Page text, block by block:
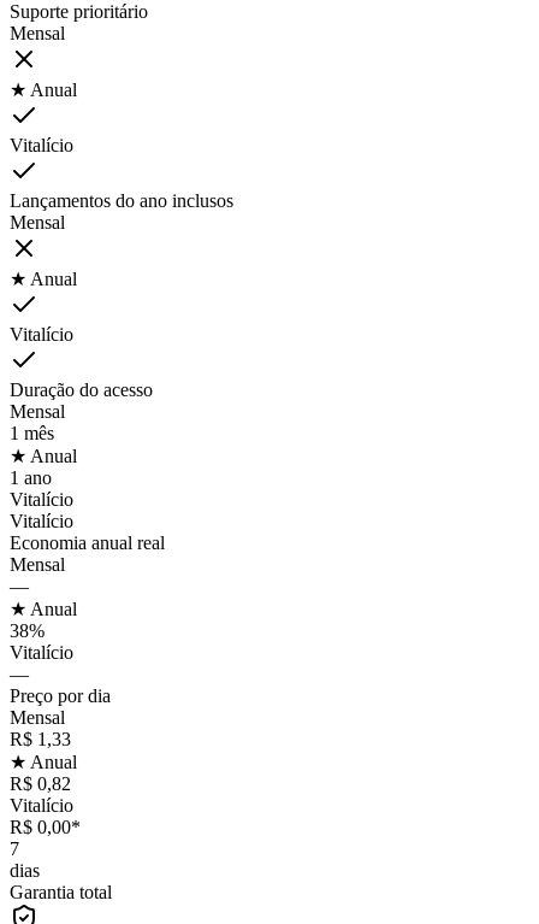
Suporte prioritário
Mensal
★ Anual
Vitalício
Lançamentos do ano inclusos
Mensal
★ Anual
Vitalício
Duração do acesso
Mensal
1 mês
★ Anual
1 ano
Vitalício
Vitalício
Economia anual real
Mensal
—
★ Anual
38%
Vitalício
—
Preço por dia
Mensal
R$ 1,33
★ Anual
R$ 0,82
Vitalício
R$ 0,00*
7
dias
Garantia total